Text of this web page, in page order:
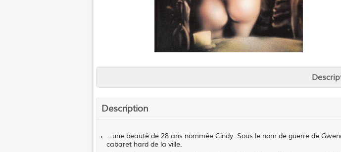
Description
...une beauté de 28 ans nommée Cindy. Sous le nom de guerre de
cabaret hard de la ville.